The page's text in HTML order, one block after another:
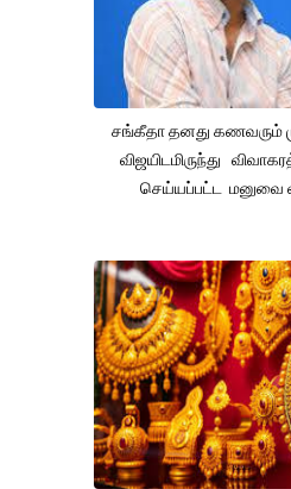
சங்கீதா தனது கணவரும்
விஜயிடமிருந்து
செய்யப்பட்ட மனுவை